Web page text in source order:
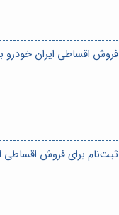
فروش اقساطی ایران خودرو
ثبت‌نام برای فروش اقساطی